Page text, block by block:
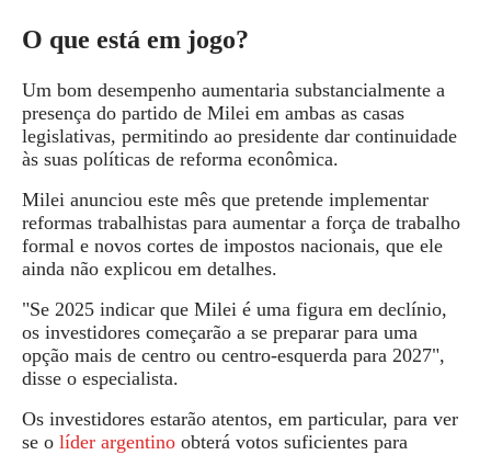
O que está em jogo?
Um bom desempenho aumentaria substancialmente a
presença do partido de Milei em ambas as casas
legislativas, permitindo ao presidente dar continuidade
às suas políticas de reforma econômica.
Milei anunciou este mês que pretende implementar
reformas trabalhistas para aumentar a força de trabalho
formal e novos cortes de impostos nacionais, que ele
ainda não explicou em detalhes.
"Se 2025 indicar que Milei é uma figura em declínio,
os investidores começarão a se preparar para uma
opção mais de centro ou centro-esquerda para 2027",
disse o especialista.
Os investidores estarão atentos, em particular, para ver
se o líder argentino obterá votos suficientes para